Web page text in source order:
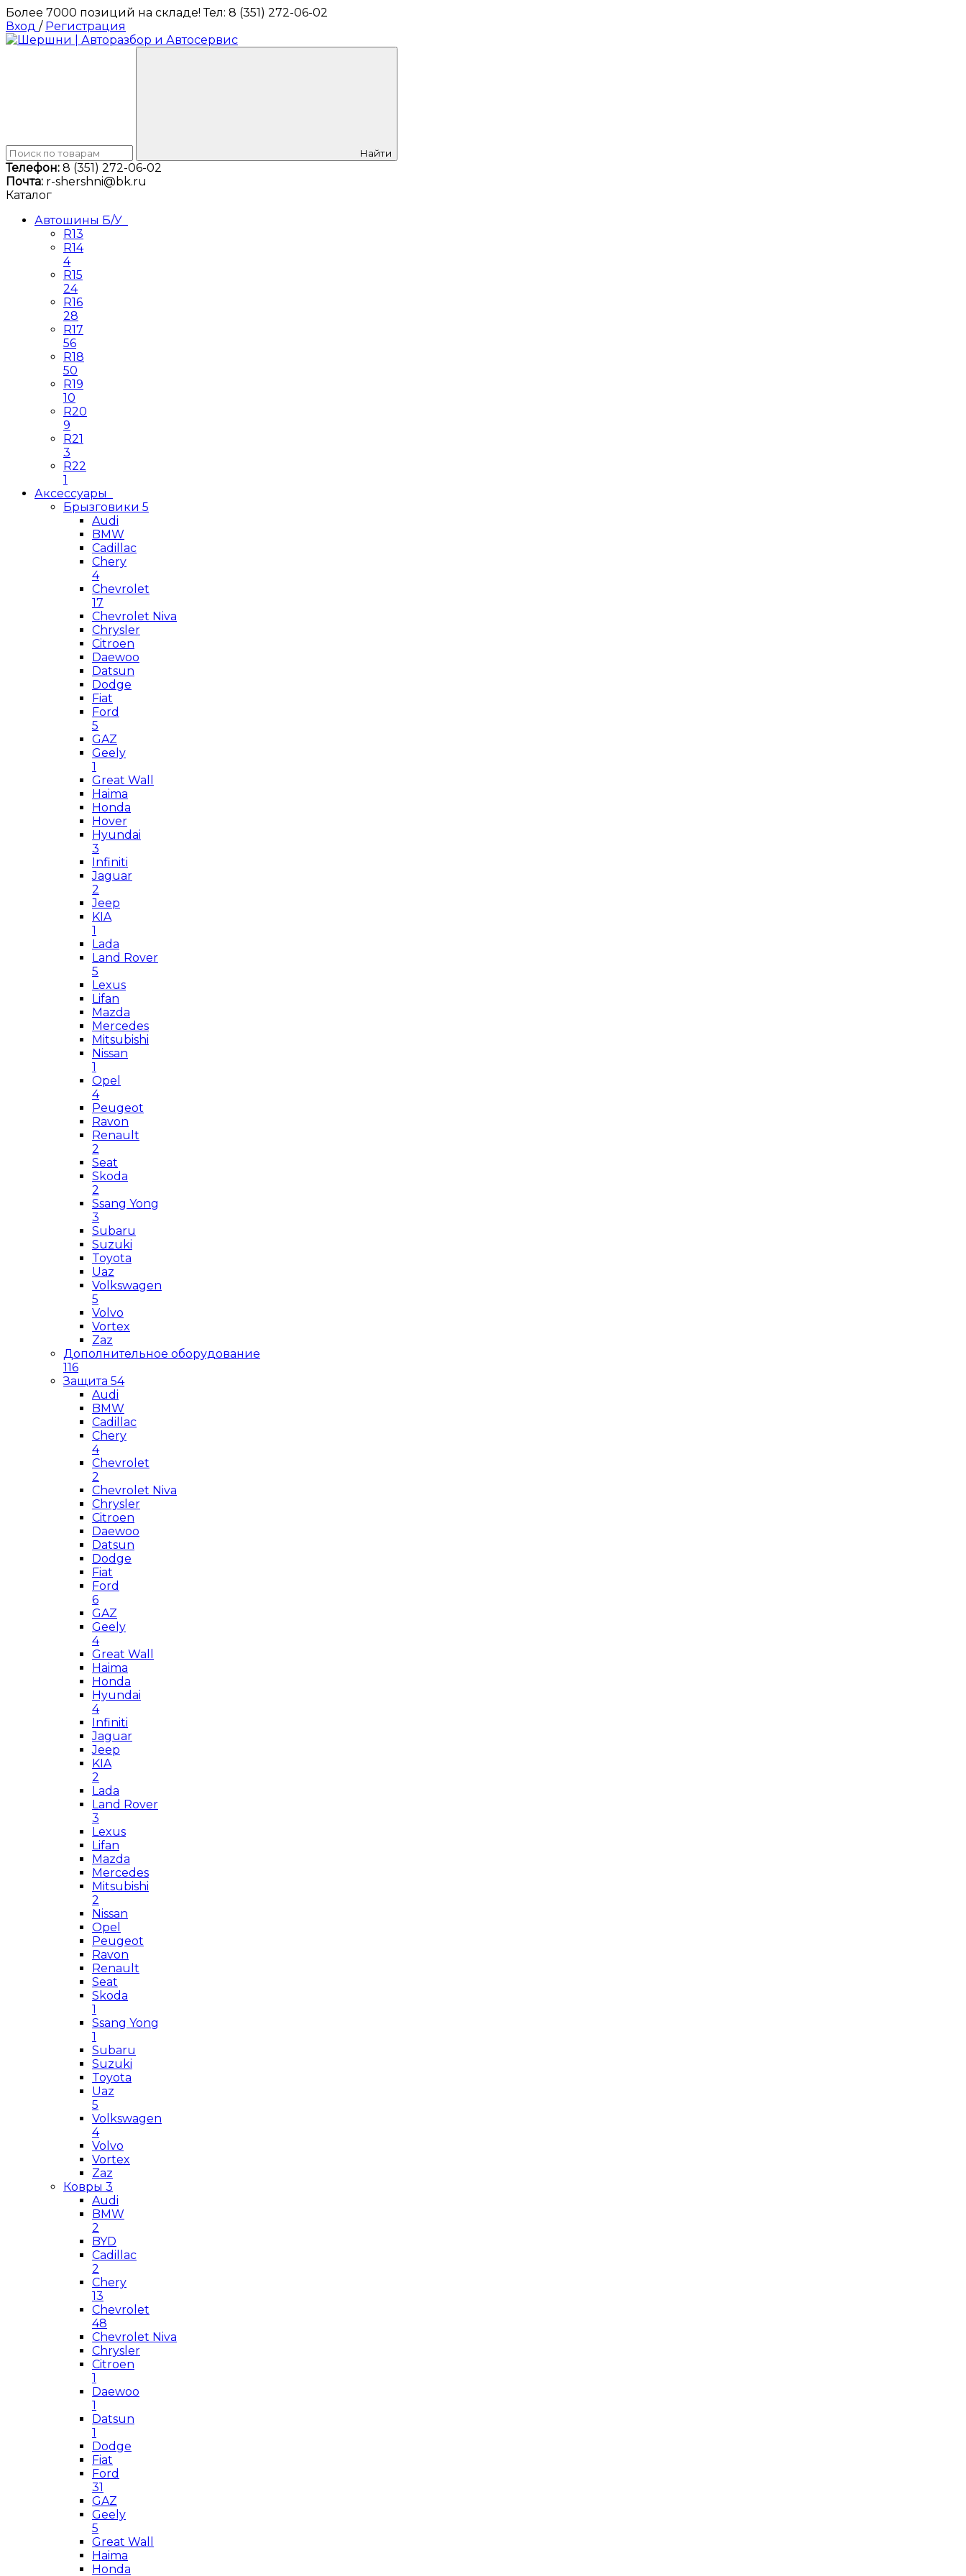
Более 7000 позиций на складе! Тел: 8 (351) 272-06-02
Вход / Регистрация
Найти
Телефон: 8 (351) 272-06-02
Почта: r-shershni@bk.ru
Каталог
Автошины Б/У
R13
R14
4
R15
24
R16
28
R17
56
R18
50
R19
10
R20
9
R21
3
R22
1
Аксессуары
Брызговики 5
Audi
BMW
Cadillac
Chery
4
Chevrolet
17
Chevrolet Niva
Chrysler
Citroen
Daewoo
Datsun
Dodge
Fiat
Ford
5
GAZ
Geely
1
Great Wall
Haima
Honda
Hover
Hyundai
3
Infiniti
Jaguar
2
Jeep
KIA
1
Lada
Land Rover
5
Lexus
Lifan
Mazda
Mercedes
Mitsubishi
Nissan
1
Opel
4
Peugeot
Ravon
Renault
2
Seat
Skoda
2
Ssang Yong
3
Subaru
Suzuki
Toyota
Uaz
Volkswagen
5
Volvo
Vortex
Zaz
Дополнительное оборудование
116
Защита 54
Audi
BMW
Cadillac
Chery
4
Chevrolet
2
Chevrolet Niva
Chrysler
Citroen
Daewoo
Datsun
Dodge
Fiat
Ford
6
GAZ
Geely
4
Great Wall
Haima
Honda
Hyundai
4
Infiniti
Jaguar
Jeep
KIA
2
Lada
Land Rover
3
Lexus
Lifan
Mazda
Mercedes
Mitsubishi
2
Nissan
Opel
Peugeot
Ravon
Renault
Seat
Skoda
1
Ssang Yong
1
Subaru
Suzuki
Toyota
Uaz
5
Volkswagen
4
Volvo
Vortex
Zaz
Ковры 3
Audi
BMW
2
BYD
Cadillac
2
Chery
13
Chevrolet
48
Chevrolet Niva
Chrysler
Citroen
1
Daewoo
1
Datsun
1
Dodge
Fiat
Ford
31
GAZ
Geely
5
Great Wall
Haima
Honda